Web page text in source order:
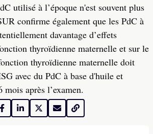
utilisé à l’époque n'est souvent plus
confirme également que les PdC à
davantage d’effets
thyroïdienne maternelle et sur le
thyroïdienne maternelle doit
avec du PdC à base d'huile et
après l’examen.